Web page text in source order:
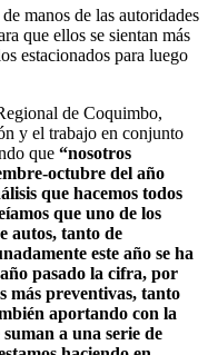
manos de las autoridades
que ellos se sientan más
estacionados para luego
de Coquimbo,
y el trabajo en conjunto
que “nosotros
octubre del año
que hacemos todos
que uno de los
autos, tanto de
este año se ha
pasado la cifra, por
más preventivas, tanto
aportando con la
a una serie de